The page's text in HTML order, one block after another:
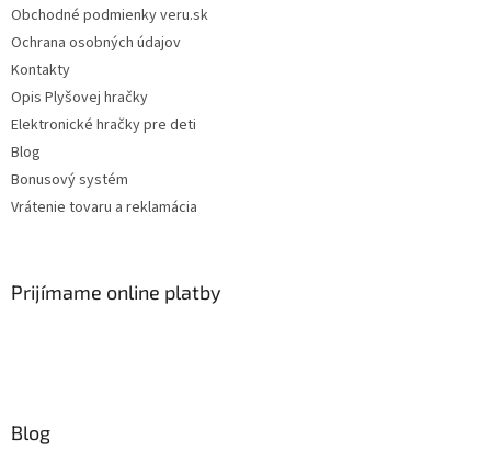
Obchodné podmienky veru.sk
Ochrana osobných údajov
Kontakty
Opis Plyšovej hračky
Elektronické hračky pre deti
Blog
Bonusový systém
Vrátenie tovaru a reklamácia
Prijímame online platby
Blog